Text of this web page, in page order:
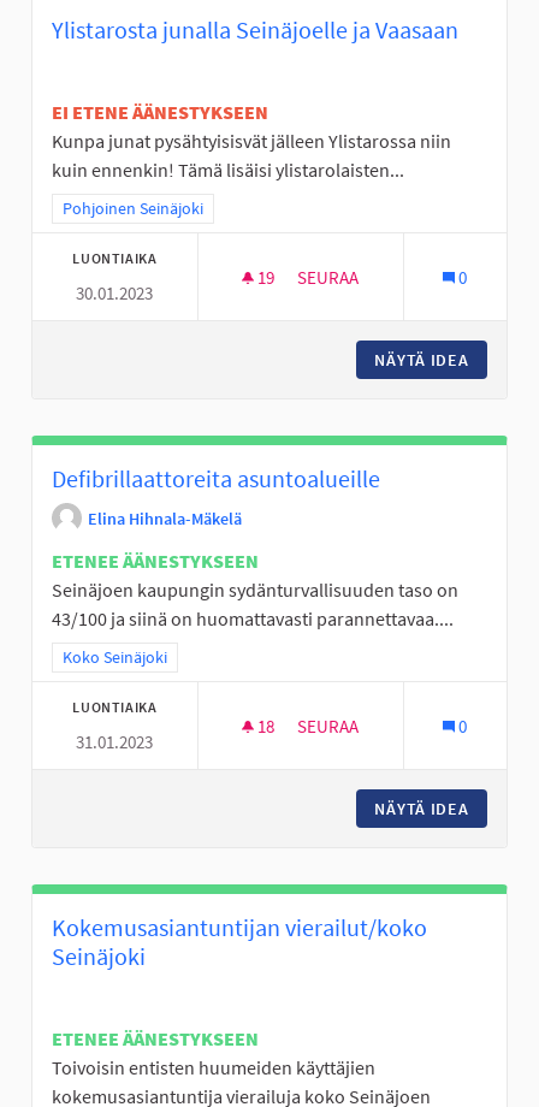
Ylistarosta junalla Seinäjoelle ja Vaasaan
EI ETENE ÄÄNESTYKSEEN
Kunpa junat pysähtyisisvät jälleen Ylistarossa niin
kuin ennenkin! Tämä lisäisi ylistarolaisten...
Rajaa tulokset teeman mukaan: Pohjoinen Seinäjoki
Pohjoinen Seinäjoki
LUONTIAIKA
30.01.2023
19 19 SEURAAJAA
SEURAA 0
NÄYTÄ IDEA
Defibrillaattoreita asuntoalueille
Elina Hihnala-Mäkelä
ETENEE ÄÄNESTYKSEEN
Seinäjoen kaupungin sydänturvallisuuden taso on
43/100 ja siinä on huomattavasti parannettavaa....
Rajaa tulokset teeman mukaan: Koko Seinäjoki
Koko Seinäjoki
LUONTIAIKA
31.01.2023
18 18 SEURAAJAA
SEURAA 0
NÄYTÄ IDEA
Kokemusasiantuntijan vierailut/koko
Seinäjoki
ETENEE ÄÄNESTYKSEEN
Toivoisin entisten huumeiden käyttäjien
kokemusasiantuntija vierailuja koko Seinäjoen